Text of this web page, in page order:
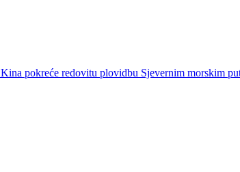
Kina pokreće redovitu plovidbu Sjevernim morskim